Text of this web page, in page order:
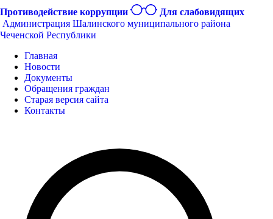
Противодействие коррупции
Для слабовидящих
Администрация Шалинского муниципального района
Чеченской Республики
Главная
Новости
Документы
Обращения граждан
Старая версия сайта
Контакты